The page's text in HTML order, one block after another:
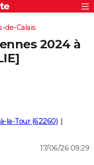
de-Calais
2024 à
la-Tour (62260)
17/06/26 09:29